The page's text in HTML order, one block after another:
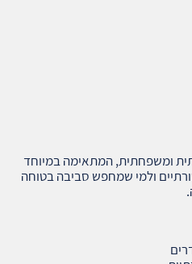
ומשפחתית, המתאימה במיוחד
ולמי שמחפש סביבה בטוחה